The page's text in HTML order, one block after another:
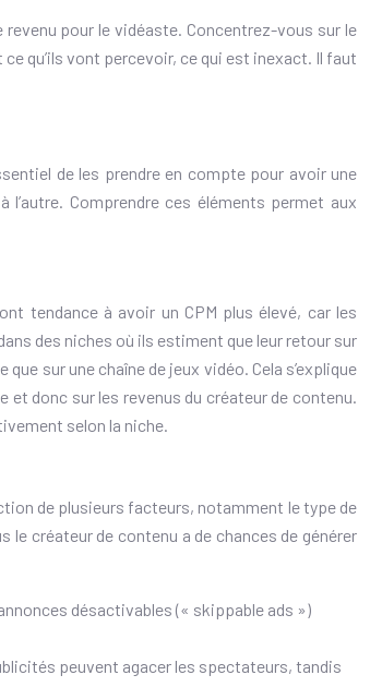
pour le vidéaste. Concentrez-vous sur le
qu’ils vont percevoir, ce qui est inexact. Il faut
de les prendre en compte pour avoir une
Comprendre ces éléments permet aux
tendance à avoir un CPM plus élevé, car les
des niches où ils estiment que leur retour sur
sur une chaîne de jeux vidéo. Cela s’explique
et donc sur les revenus du créateur de contenu.
selon la niche.
de plusieurs facteurs, notamment le type de
créateur de contenu a de chances de générer
désactivables (« skippable ads »)
peuvent agacer les spectateurs, tandis